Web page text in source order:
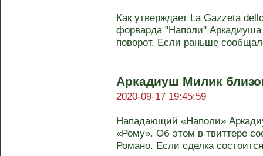
Как утверждает La Gazzeta
форварда "Наполи"
поворот. Если раньше
Аркадиуш Милик
2020-09-17 19:45:59
Нападающий «Наполи»
«Рому». Об этом в твиттере
Романо. Если сделка